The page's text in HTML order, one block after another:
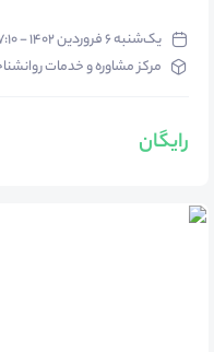
یک‌شنبه ۶ فروردین ۱۴۰۲ - ۰۷:۱۰
مرکز مشاوره و خدمات
رایگان